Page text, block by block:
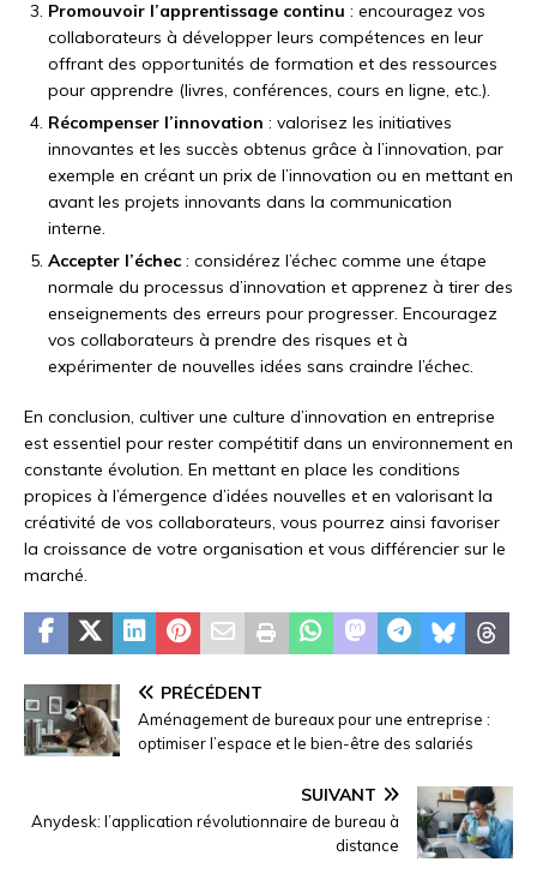
Promouvoir l’apprentissage continu : encouragez vos
collaborateurs à développer leurs compétences en leur
offrant des opportunités de formation et des ressources
pour apprendre (livres, conférences, cours en ligne, etc.).
Récompenser l’innovation : valorisez les initiatives
innovantes et les succès obtenus grâce à l’innovation, par
exemple en créant un prix de l’innovation ou en mettant en
avant les projets innovants dans la communication
interne.
Accepter l’échec : considérez l’échec comme une étape
normale du processus d’innovation et apprenez à tirer des
enseignements des erreurs pour progresser. Encouragez
vos collaborateurs à prendre des risques et à
expérimenter de nouvelles idées sans craindre l’échec.
En conclusion, cultiver une culture d’innovation en entreprise
est essentiel pour rester compétitif dans un environnement en
constante évolution. En mettant en place les conditions
propices à l’émergence d’idées nouvelles et en valorisant la
créativité de vos collaborateurs, vous pourrez ainsi favoriser
la croissance de votre organisation et vous différencier sur le
marché.
PRÉCÉDENT
Aménagement de bureaux pour une entreprise :
optimiser l’espace et le bien-être des salariés
SUIVANT
Anydesk: l’application révolutionnaire de bureau à
distance